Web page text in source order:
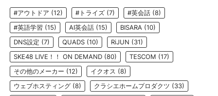
#アウトドア (12) #トライズ (7) #英会話 (8)
#英語学習 (15) AI英会話 (15) BISARA (10)
DNS設定 (7) QUADS (10) RiJUN (31)
SKE48 LIVE！！ ON DEMAND (80) TESCOM (17)
その他のメーカー (12) イクオス (8)
ウェブホスティング (8) クラシエホームプロダクツ (33)